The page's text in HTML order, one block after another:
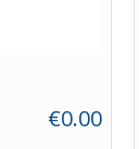
€0.00